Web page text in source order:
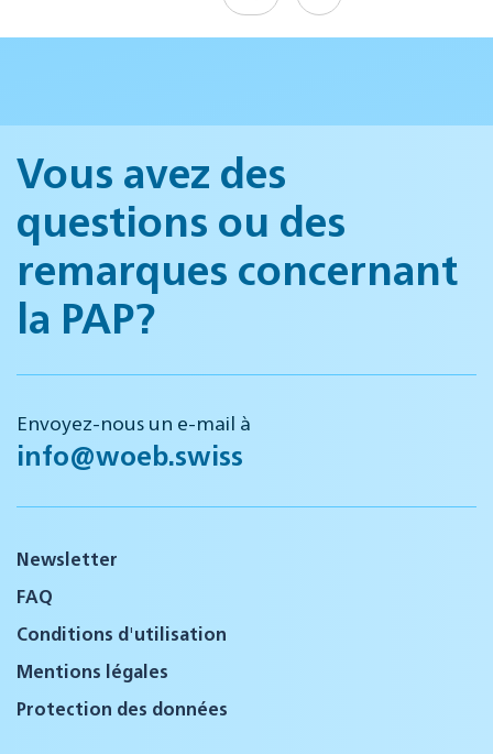
Vous avez des
questions ou des
remarques concernant
la PAP?
Envoyez-nous un e-mail à
info@woeb.swiss
Newsletter
FAQ
Conditions d'utilisation
Mentions légales
Protection des données